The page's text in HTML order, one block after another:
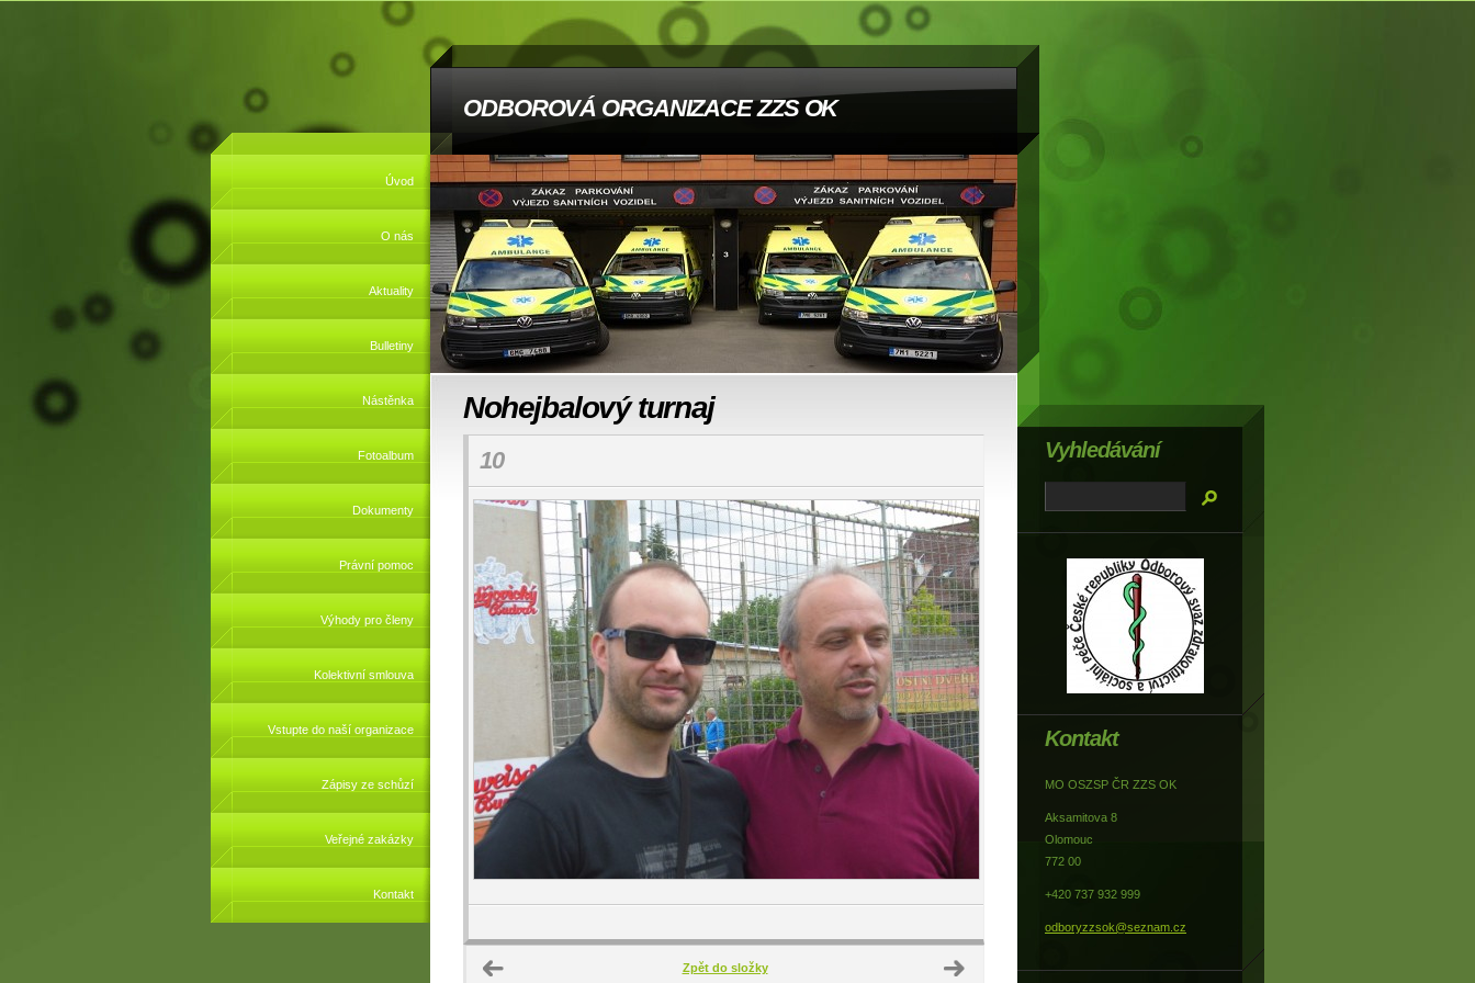
ODBOROVÁ ORGANIZACE ZZS OK
Úvod
O nás
Aktuality
Bulletiny
Nástěnka
Fotoalbum
Dokumenty
Právní pomoc
Výhody pro členy
Kolektivní smlouva
Vstupte do naší organizace
Zápisy ze schůzí
Veřejné zakázky
Kontakt
Nohejbalový turnaj
10
Zpět do složky
Kontakt
MO OSZSP ČR ZZS OK
Aksamitova 8
Olomouc
772 00
+420 737 932 999
odboryzzsok@seznam.cz
Vyhledávání